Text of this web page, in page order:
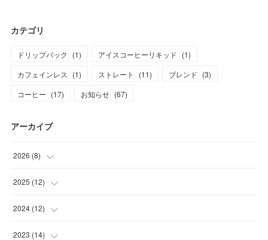
カテゴリ
ドリップバック (1) アイスコーヒーリキッド (1)
カフェインレス
(1) ストレート (11) ブレンド (3)
コーヒー (17) お知らせ (67)
アーカイブ
2026 (8)
(1
(1
(1
2025 (12)
(1
(1
2024 (12)
(1
2023 (14)